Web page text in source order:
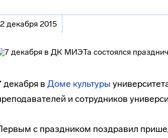
декабря 2015
декабря в Доме культуры
и сотрудников
с праздником поздравил